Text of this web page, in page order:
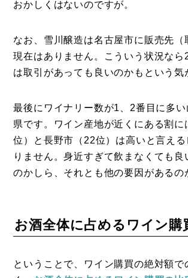
おかしくはないのですが。
なお、雪川醸造は名古屋市に販売先（
現在はありません。こういう状況なら
は取引があっても良いのかもという気
最後にワイナリー数が1、2番目に多
県です。ワイン産地が近くにある割に
位）と長野市（22位）は高いと言え
りません。身近すぎて飲まなくても良
のかしら、それとも他の要因がある
お酒全体に占めるワイン購
ということで、ワイン購買の絶対額で